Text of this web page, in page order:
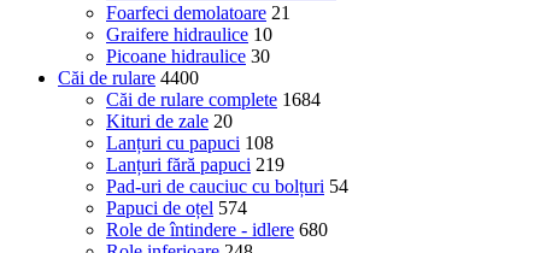
Foarfeci demolatoare 21
Graifere hidraulice 10
Picoane hidraulice 30
Căi de rulare 4400
Căi de rulare complete 1684
Kituri de zale 20
Lanțuri cu papuci 108
Lanțuri fără papuci 219
Pad-uri de cauciuc cu bolțuri 54
Papuci de oțel 574
Role de întindere - idlere 680